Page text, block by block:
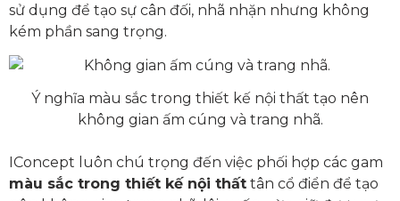
sử dụng để tạo sự cân đối, nhã nhặn nhưng không
kém phần sang trọng.
Ý nghĩa màu sắc trong thiết kế nội thất tạo nên
không gian ấm cúng và trang nhã.
IConcept luôn chú trọng đến việc phối hợp các gam
màu sắc trong thiết kế nội thất tân cổ điển để tạo